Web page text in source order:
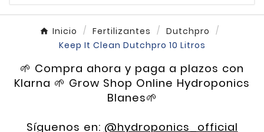
Inicio Fertilizantes
Dutchpro
Keep It Clean Dutchpro 10 Litros
🌱 Compra ahora y paga a plazos con
Klarna 🌱 Grow Shop Online Hydroponics
Blanes🌱
Síguenos en: @hydroponics_official